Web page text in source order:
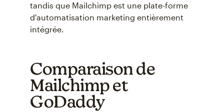
tandis que Mailchimp est une plate-forme
d'automatisation marketing entièrement
intégrée.
Comparaison de
Mailchimp et
GoDaddy